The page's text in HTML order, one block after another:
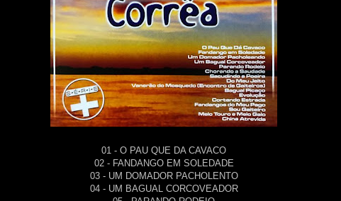
01 - O PAU QUE DA CAVACO
02 - FANDANGO EM SOLEDADE
03 - UM DOMADOR PACHOLENTO
04 - UM BAGUAL CORCOVEADOR